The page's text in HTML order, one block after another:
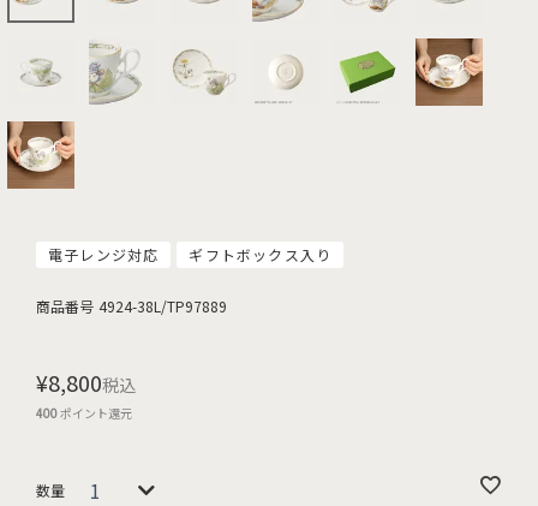
電子レンジ対応 ギフトボックス入り
商品番号 4924-38L/TP97889
¥8,800税込
400ポイント還元